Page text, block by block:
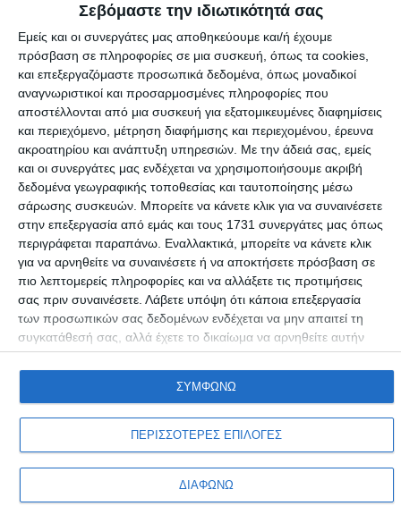
Σεβόμαστε την ιδιωτικότητά σας
Εμείς και οι συνεργάτες μας αποθηκεύουμε και/ή έχουμε
πρόσβαση σε πληροφορίες σε μια συσκευή, όπως τα cookies,
και επεξεργαζόμαστε προσωπικά δεδομένα, όπως μοναδικοί
αναγνωριστικοί και προσαρμοσμένες πληροφορίες που
αποστέλλονται από μια συσκευή για εξατομικευμένες διαφημίσεις
και περιεχόμενο, μέτρηση διαφήμισης και περιεχομένου, έρευνα
ακροατηρίου και ανάπτυξη υπηρεσιών. Με την άδειά σας, εμείς
και οι συνεργάτες μας ενδέχεται να χρησιμοποιήσουμε ακριβή
δεδομένα γεωγραφικής τοποθεσίας και ταυτοποίησης μέσω
σάρωσης συσκευών. Μπορείτε να κάνετε κλικ για να συναινέσετε
στην επεξεργασία από εμάς και τους 1731 συνεργάτες μας όπως
περιγράφεται παραπάνω. Εναλλακτικά, μπορείτε να κάνετε κλικ
για να αρνηθείτε να συναινέσετε ή να αποκτήσετε πρόσβαση σε
πιο λεπτομερείς πληροφορίες και να αλλάξετε τις προτιμήσεις
σας πριν συναινέσετε. Λάβετε υπόψη ότι κάποια επεξεργασία
των προσωπικών σας δεδομένων ενδέχεται να μην απαιτεί τη
συγκατάθεσή σας, αλλά έχετε το δικαίωμα να αρνηθείτε αυτήν
την επεξεργασία. Οι προτιμήσεις σαςθα ισχύουν μόνο για αυτόν
τον ιστότοπο. Μπορείτε να αλλάξετε τις προτιμήσεις σας ή να
ανακαλέσετε τη συγκατάθεσή σας ανά πάσα στιγμή
κουμπί "Απορρήτου" στο κάτω μέρος της ιστοσελίδας.
ΠΕΡΙΣΣΟΤΕΡΕΣ ΕΠΙΛΟΓΕΣ
ΔΙΑΦΩΝΩ
ΣΥΜΦΩΝΩ
ΔΙΕΘΝΉ
Σε θέση μάχης τα ρωσικά πολεμικά πλοία στα
ανοιχτά της Συρίας!
Τα πολεμικά πλοία του Ρωσικού πολεμικού στόλου απέπλευσαν από
το λιμάνι Ταρτούς…
Συντακτική ομάδα 12/04/2018